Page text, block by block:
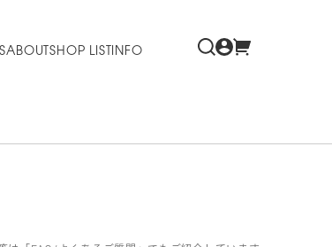
ABOUTSHOP LIST INFO